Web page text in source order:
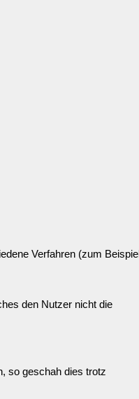
Verfahren (zum Beispiel
den Nutzer nicht die
so geschah dies trotz